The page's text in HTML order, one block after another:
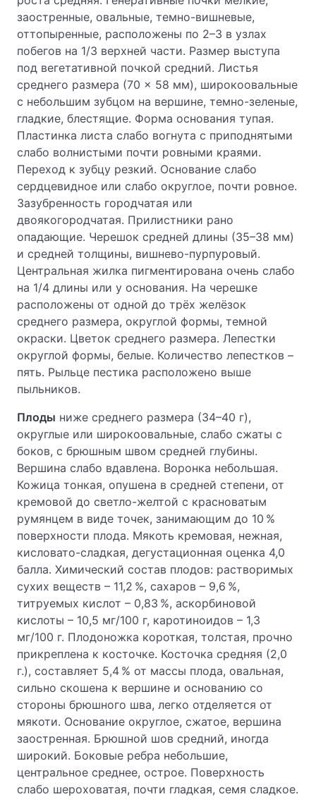
заостренные, овальные, темно-вишневые,
оттопыренные, расположены по 2–3 в узлах
побегов на 1/3 верхней части. Размер выступа
под вегетативной почкой средний. Листья
среднего размера (70 × 58 мм), широкоовальные
с небольшим зубцом на вершине, темно-зеленые,
гладкие, блестящие. Форма основания тупая.
Пластинка листа слабо вогнута с приподнятыми
слабо волнистыми почти ровными краями.
Переход к зубцу резкий. Основание слабо
сердцевидное или слабо округлое, почти ровное.
Зазубренность городчатая или
двоякогородчатая. Прилистники рано
опадающие. Черешок средней длины (35–38 мм)
и средней толщины, вишнево-пурпуровый.
Центральная жилка пигментирована очень слабо
на 1/4 длины или у основания. На черешке
расположены от одной до трёх желёзок
среднего размера, округлой формы, темной
окраски. Цветок среднего размера. Лепестки
округлой формы, белые. Количество лепестков –
пять. Рыльце пестика расположено выше
пыльников.
Плоды ниже среднего размера (34–40 г),
округлые или широкоовальные, слабо сжаты с
боков, с брюшным швом средней глубины.
Вершина слабо вдавлена. Воронка небольшая.
Кожица тонкая, опушена в средней степени, от
кремовой до светло-желтой с красноватым
румянцем в виде точек, занимающим до 10 %
поверхности плода. Мякоть кремовая, нежная,
кисловато-сладкая, дегустационная оценка 4,0
балла. Химический состав плодов: растворимых
сухих веществ – 11,2 %, сахаров – 9,6 %,
титруемых кислот – 0,83 %, аскорбиновой
кислоты – 10,5 мг/100 г, каротиноидов – 1,3
мг/100 г. Плодоножка короткая, толстая, прочно
прикреплена к косточке. Косточка средняя (2,0
г.), составляет 5,4 % от массы плода, овальная,
сильно скошена к вершине и основанию со
стороны брюшного шва, легко отделяется от
мякоти. Основание округлое, сжатое, вершина
заостренная. Брюшной шов средний, иногда
широкий. Боковые ребра небольшие,
центральное среднее, острое. Поверхность
слабо шероховатая, почти гладкая, семя сладкое.